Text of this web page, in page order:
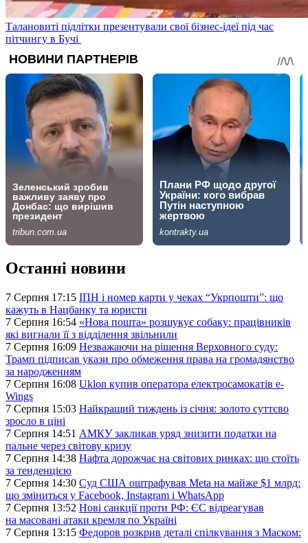
Талановиті підлітки презентували свої бізнес-ідеї під час
пітчингу в Бучі
Останні новини
7 Серпня 17:15 ІПН і номер карти у чеках “Укрпошти”: що
кажуть в Нацбанку та юристи
7 Серпня 16:54 «Нова пошта» розшукує собаку: працівників
які вигнали її з відділення звільнили
7 Серпня 16:09 Незважаючи на рішення Верховного суду:
Трамп підписав укази про обмеження права на громадянство
за народженням
7 Серпня 16:08 Uklon купив оператора електросамокатів e-
Wings
7 Серпня 15:03 Найкращий тиждень із січня: золото суттєво
зросло в ціні
7 Серпня 14:51 АМКУ закликав уряд знизити податки на
пальне через світову кризу
7 Серпня 14:38 Нафта дорожчає на світових ринках: що стоїть
за тенденцією
7 Серпня 14:30 Суд США оштрафував Meta на майже $1 млрд:
що зміниться у Facebook, Instagram і WhatsApp
7 Серпня 13:52 Нові санкції проти РФ: ЄС відреагував
на масовані атаки кремля по Україні
7 Серпня 13:15 Федоров розкрив деталі спілкування з Маском: